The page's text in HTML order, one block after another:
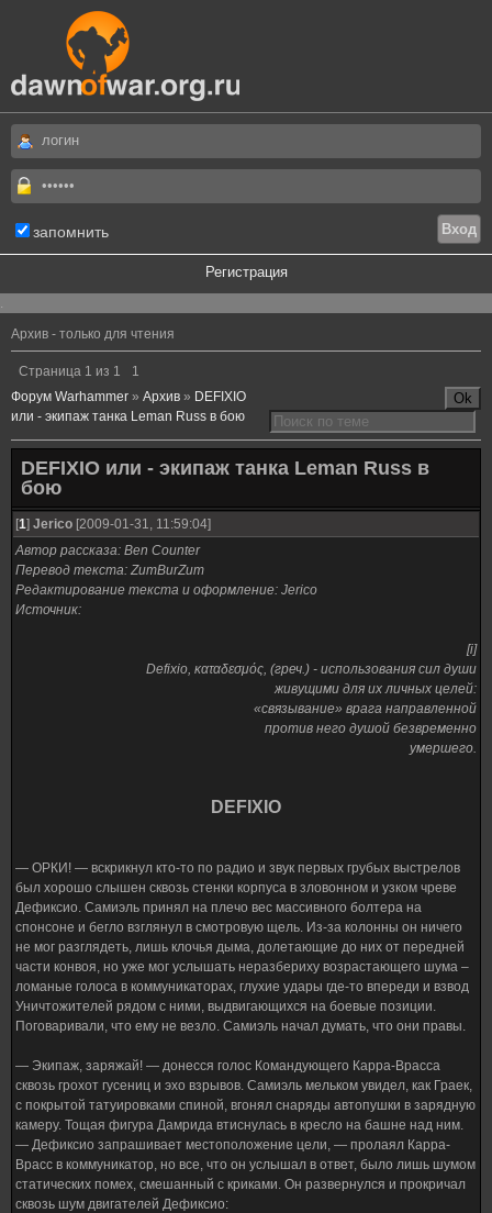
запомнить
Регистрация
.
Архив - только для чтения
Страница 1 из 1
1
Форум Warhammer » Архив » DEFIXIO
или - экипаж танка Leman Russ в бою
DEFIXIO или - экипаж танка Leman Russ в
бою
[1] Jerico [2009-01-31, 11:59:04]
Автор рассказа: Ben Counter
Перевод текста: ZumBurZum
Редактирование текста и оформление: Jerico
Источник:
[i]
Defixio, καταδεσμός, (греч.) - использования сил души
живущими для их личных целей:
«связывание» врага направленной
против него душой безвременно
умершего.
DEFIXIO
— ОРКИ! — вскрикнул кто-то по радио и звук первых грубых выстрелов
был хорошо слышен сквозь стенки корпуса в зловонном и узком чреве
Дефиксио. Самиэль принял на плечо вес массивного болтера на
спонсоне и бегло взглянул в смотровую щель. Из-за колонны он ничего
не мог разглядеть, лишь клочья дыма, долетающие до них от передней
части конвоя, но уже мог услышать неразбериху возрастающего шума –
ломаные голоса в коммуникаторах, глухие удары где-то впереди и взвод
Уничтожителей рядом с ними, выдвигающихся на боевые позиции.
Поговаривали, что ему не везло. Самиэль начал думать, что они правы.
— Экипаж, заряжай! — донесся голос Командующего Карра-Врасса
сквозь грохот гусениц и эхо взрывов. Самиэль мельком увидел, как Граек,
с покрытой татуировками спиной, вгонял снаряды автопушки в зарядную
камеру. Тощая фигура Дамрида втиснулась в кресло на башне над ним.
— Дефиксио запрашивает местоположение цели, — пролаял Карра-
Врасс в коммуникатор, но все, что он услышал в ответ, было лишь шумом
статических помех, смешанный с криками. Он развернулся и прокричал
сквозь шум двигателей Дефиксио: